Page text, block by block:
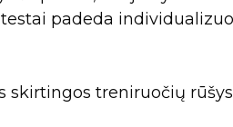
padeda
skirtingos treniruočių